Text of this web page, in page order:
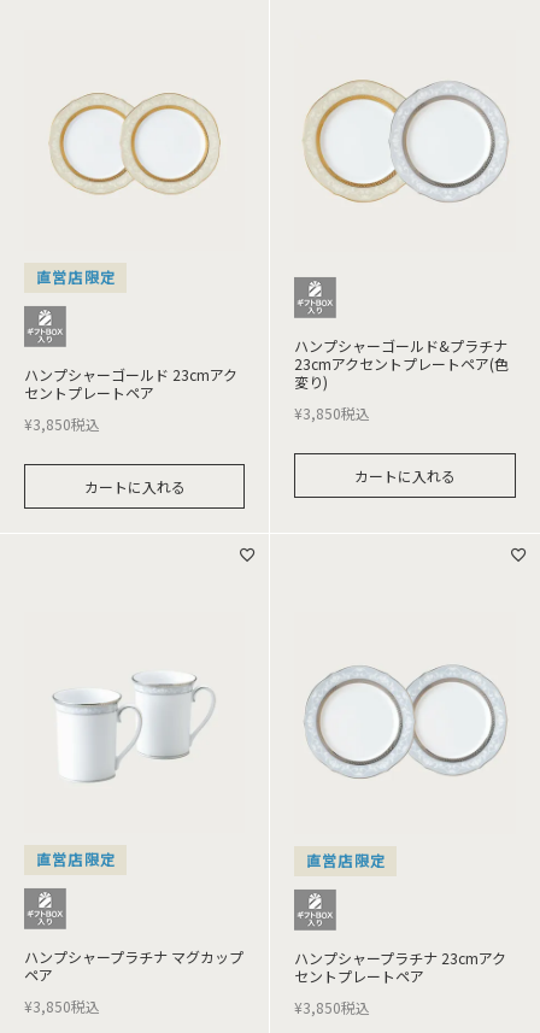
直営店限定
ハンプシャーゴールド 23cmアク
セントプレートペア
¥3,850税込
カートに入れる
ハンプシャーゴールド&プラチナ
23cmアクセントプレートペア(色
変り)
¥3,850税込
カートに入れる
直営店限定
ハンプシャープラチナ マグカップ
ペア
¥3,850税込
直営店限定
ハンプシャープラチナ 23cmアク
セントプレートペア
¥3,850税込